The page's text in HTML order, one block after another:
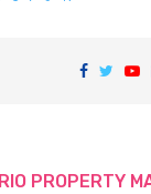
PROPERTY